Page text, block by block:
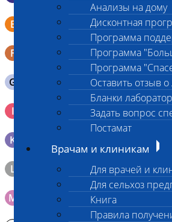
Анализы на дому
Дисконтная
Программа
Программа
Программа
Оставить отзыв
Бланки
Задать вопрос
Постамат
Врачам и клиникам
Для врачей и
Для сельхоз
Книга
Правила
E
Смывы со слизистых в пробирку
физраствором 0.5 мл)
F Кал в контейнере с ложечкой
G Содержимое желудка 10-30 мл
I
Кровь 2-3 мл. на фильтр-бумаге,
генетических исследований
K Образец тканей в контейнере с
L Материал берется только в
M Мазок на стекло